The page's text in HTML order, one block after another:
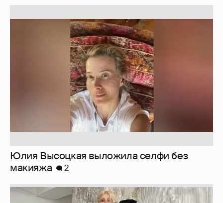
Юлия Высоцкая выложила селфи без